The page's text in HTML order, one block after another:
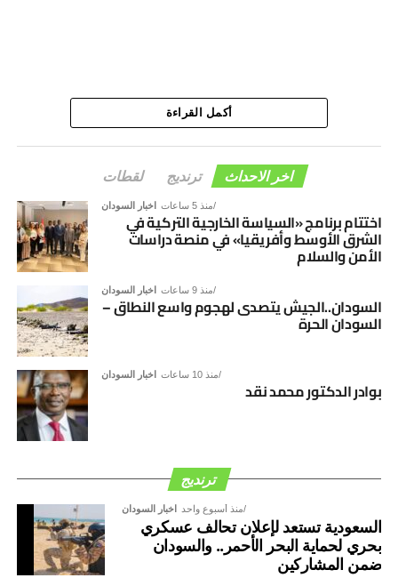
أكمل القراءة
اخر الاحداث ترنديج لقطات
اخبار السودان منذ 5 ساعات
اختتام برنامج «السياسة الخارجية التركية في
الشرق الأوسط وأفريقيا» في منصة دراسات
الأمن والسلام
اخبار السودان منذ 9 ساعات
السودان..الجيش يتصدى لهجوم واسع النطاق –
السودان الحرة
اخبار السودان منذ 10 ساعات
بوادر الدكتور محمد نقد
ترنديج
اخبار السودان منذ أسبوع واحد
السعودية تستعد لإعلان تحالف عسكري
بحري لحماية البحر الأحمر.. والسودان
ضمن المشاركين